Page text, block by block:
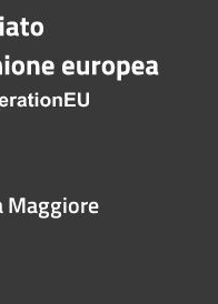
Maggiore